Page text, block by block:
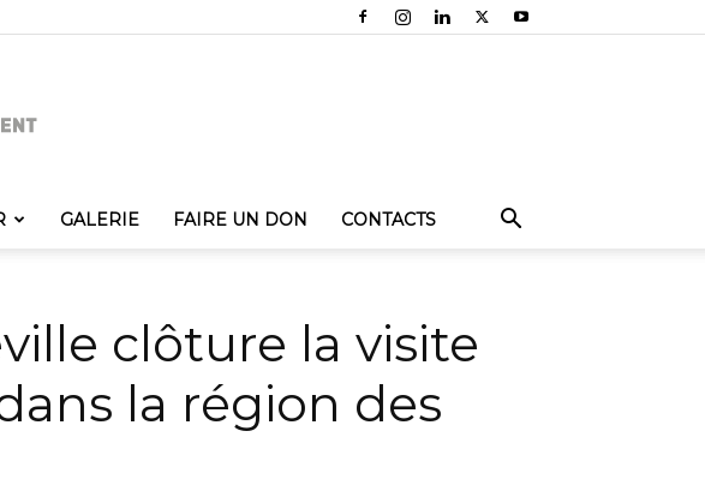
GALERIE FAIRE UN DON CONTACTS
clôture la visite
la région des